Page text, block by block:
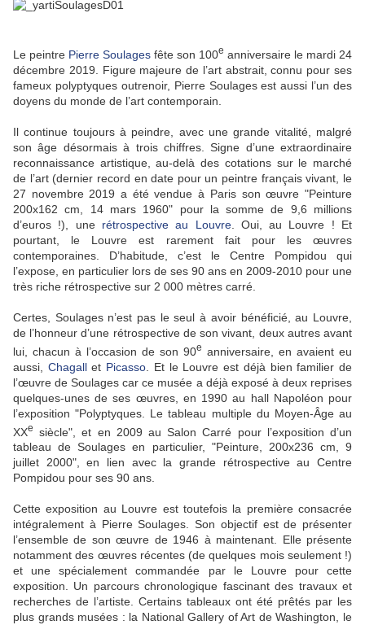
Le peintre Pierre Soulages fête son 100e anniversaire le mardi 24
décembre 2019. Figure majeure de l’art abstrait, connu pour ses
fameux polyptyques outrenoir, Pierre Soulages est aussi l’un des
doyens du monde de l’art contemporain.
Il continue toujours à peindre, avec une grande vitalité, malgré
son âge désormais à trois chiffres. Signe d’une extraordinaire
reconnaissance artistique, au-delà des cotations sur le marché
de l’art (dernier record en date pour un peintre français vivant, le
27 novembre 2019 a été vendue à Paris son œuvre "Peinture
200x162 cm, 14 mars 1960" pour la somme de 9,6 millions
d’euros !), une rétrospective au Louvre. Oui, au Louvre ! Et
pourtant, le Louvre est rarement fait pour les œuvres
contemporaines. D’habitude, c’est le Centre Pompidou qui
l’expose, en particulier lors de ses 90 ans en 2009-2010 pour une
très riche rétrospective sur 2 000 mètres carré.
Certes, Soulages n’est pas le seul à avoir bénéficié, au Louvre,
de l’honneur d’une rétrospective de son vivant, deux autres avant
lui, chacun à l’occasion de son 90e anniversaire, en avaient eu
aussi, Chagallet Picasso . Et le Louvre est déjà bien familier de
l’œuvre de Soulages car ce musée a déjà exposé à deux reprises
quelques-unes de ses œuvres, en 1990 au hall Napoléon pour
l’exposition "Polyptyques. Le tableau multiple du Moyen-Âge au
XXe
siècle", et en 2009 au Salon Carré pour l’exposition d’un
tableau de Soulages en particulier, "Peinture, 200x236 cm, 9
juillet 2000", en lien avec la grande rétrospective au Centre
Pompidou pour ses 90 ans.
Cette exposition au Louvre est toutefois la première consacrée
intégralement à Pierre Soulages. Son objectif est de présenter
l’ensemble de son œuvre de 1946 à maintenant. Elle présente
notamment des œuvres récentes (de quelques mois seulement !)
et une spécialement commandée par le Louvre pour cette
exposition. Un parcours chronologique fascinant des travaux et
recherches de l’artiste. Certains tableaux ont été prêtés par les
plus grands musées : la National Gallery of Art de Washington, le